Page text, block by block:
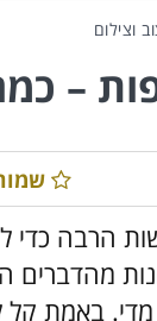
וצילום
הרבה כדי
באמת קל